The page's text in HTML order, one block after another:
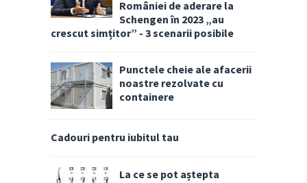
României de aderare la
Schengen în 2023 „au
crescut simțitor” - 3 scenarii posibile
Punctele cheie ale afacerii
noastre rezolvate cu
containere
Cadouri pentru iubitul tau
La ce se pot aștepta